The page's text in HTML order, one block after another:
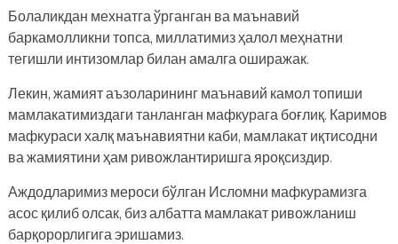
Болаликдан мехнатга ўрганган ва маънавий
баркамолликни топса, миллатимиз ҳалол меҳнатни
тегишли интизомлар билан амалга оширажак.
Лекин, жамият аъзоларининг маънавий камол топиши
мамлакатимиздаги танланган мафкурага боғлиқ. Каримов
мафкураси халқ маънавиятни каби, мамлакат иқтисодни
ва жамиятини ҳам ривожлантиришга яроқсиздир.
Аждодларимиз мероси бўлган Исломни мафкурамизга
асос қилиб олсак, биз албатта мамлакат ривожланиш
барқорорлигига эришамиз.